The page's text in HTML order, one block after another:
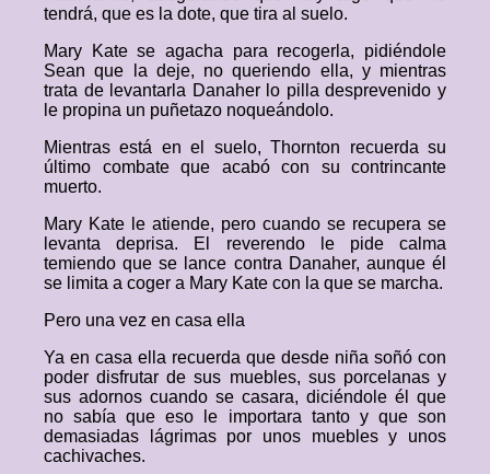
tendrá, que es la dote, que tira al suelo.
Mary Kate se agacha para recogerla, pidiéndole
Sean que la deje, no queriendo ella, y mientras
trata de levantarla Danaher lo pilla desprevenido y
le propina un puñetazo noqueándolo.
Mientras está en el suelo, Thornton recuerda su
último combate que acabó con su contrincante
muerto.
Mary Kate le atiende, pero cuando se recupera se
levanta deprisa. El reverendo le pide calma
temiendo que se lance contra Danaher, aunque él
se limita a coger a Mary Kate con la que se marcha.
Pero una vez en casa ella
Ya en casa ella recuerda que desde niña soñó con
poder disfrutar de sus muebles, sus porcelanas y
sus adornos cuando se casara, diciéndole él que
no sabía que eso le importara tanto y que son
demasiadas lágrimas por unos muebles y unos
cachivaches.